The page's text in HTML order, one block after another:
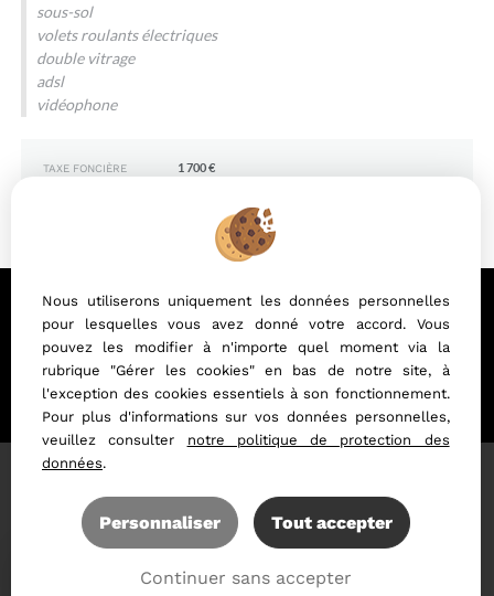
sous-sol
volets roulants électriques
double vitrage
adsl
vidéophone
TAXE FONCIÈRE 1 700 €
* HONORAIRES CHARGE VENDEUR.
PROPOSÉ PAR, L’AGENCEIMMOENLIGNE,
PLATEFORME IMMOBILIÈRE DE MISE EN
RELATION,
PLUS DE PRESTATIONS, MOINS DE
COMMISSIONS.
Mentions légales
Accès Propriétaire
Logiciel immo
Site internet immobilier
Nous utiliserons uniquement les données personnelles
pour lesquelles vous avez donné votre accord. Vous
pouvez les modifier à n'importe quel moment via la
rubrique "Gérer les cookies" en bas de notre site, à
l'exception des cookies essentiels à son fonctionnement.
Pour plus d'informations sur vos données personnelles,
veuillez consulter notre politique de protection des
données.
Personnaliser Tout accepter
Continuer sans accepter